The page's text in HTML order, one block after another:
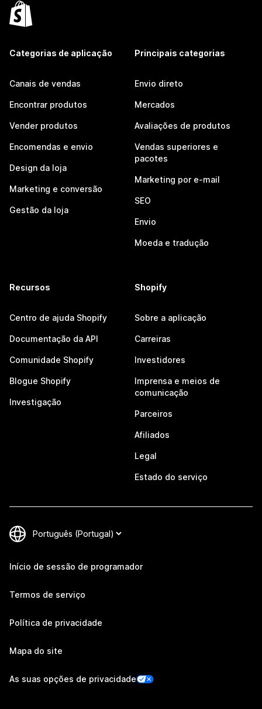
Categorias de aplicação
Canais de vendas
Encontrar produtos
Vender produtos
Encomendas e envio
Design da loja
Marketing e conversão
Gestão da loja
Principais categorias
Envio direto
Mercados
Avaliações de produtos
Vendas superiores e
pacotes
Marketing por e-mail
SEO
Envio
Moeda e tradução
Recursos
Centro de ajuda Shopify
Documentação da API
Comunidade Shopify
Blogue Shopify
Investigação
Shopify
Sobre a aplicação
Carreiras
Investidores
Imprensa e meios de
comunicação
Parceiros
Afiliados
Legal
Estado do serviço
Início de sessão de programador
Termos de serviço
Política de privacidade
Mapa do site
As suas opções de privacidade